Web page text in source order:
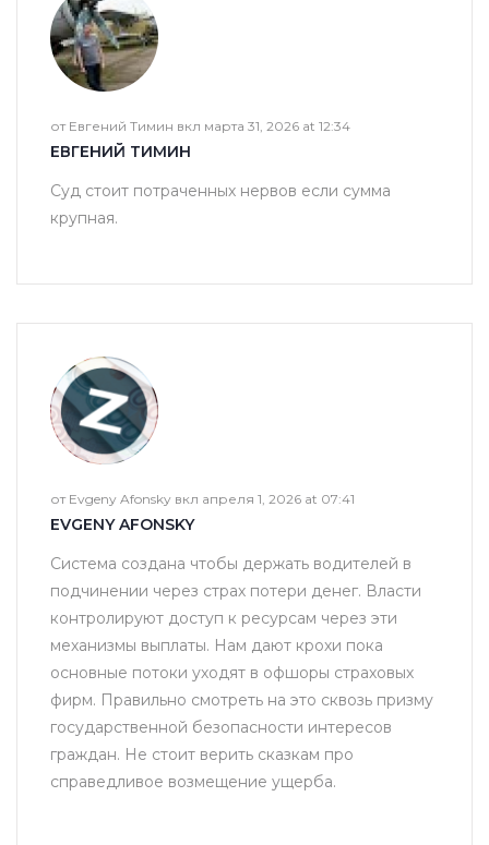
от Евгений Тимин вкл марта 31, 2026 at 12:34
ЕВГЕНИЙ ТИМИН
Суд стоит потраченных нервов если сумма
крупная.
от Evgeny Afonsky вкл апреля 1, 2026 at 07:41
EVGENY AFONSKY
Система создана чтобы держать водителей в
подчинении через страх потери денег. Власти
контролируют доступ к ресурсам через эти
механизмы выплаты. Нам дают крохи пока
основные потоки уходят в офшоры страховых
фирм. Правильно смотреть на это сквозь призму
государственной безопасности интересов
граждан. Не стоит верить сказкам про
справедливое возмещение ущерба.